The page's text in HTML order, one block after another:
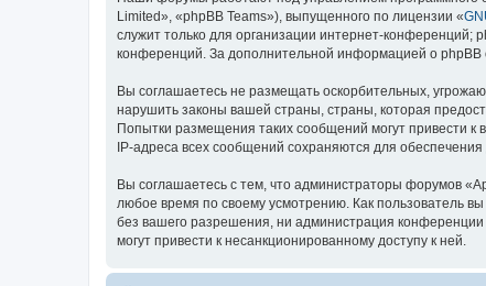
Limited», «phpBB Teams»), выпущенного по лицензии «
служит только для организации интернет-конференций;
конференций. За дополнительной информацией о phpBB
Вы соглашаетесь не размещать оскорбительных,
нарушить законы вашей страны, страны, которая
Попытки размещения таких сообщений могут привести
IP-адреса всех сообщений сохраняются для
Вы соглашаетесь с тем, что администраторы форумов
любое время по своему усмотрению. Как пользователь
без вашего разрешения, ни администрация
могут привести к несанкционированному доступу к ней.